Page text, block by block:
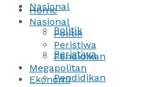
Nasional
Politik
Peristiwa
Pendidikan
Home
Nasional
Politik
Peristiwa
Pendidikan
Megapolitan
Ekonomi